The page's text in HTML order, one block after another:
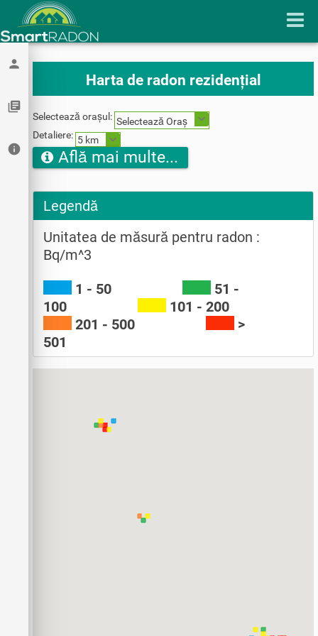
person
library_books
info
Harta de radon rezidențial
Selectează orașul: Selectează Oraș
Detaliere: 5 km
Află mai multe...
Legendă
Unitatea de măsură pentru radon :
Bq/m^3
1 - 50
51 -
100
101 - 200
201 - 500
>
501